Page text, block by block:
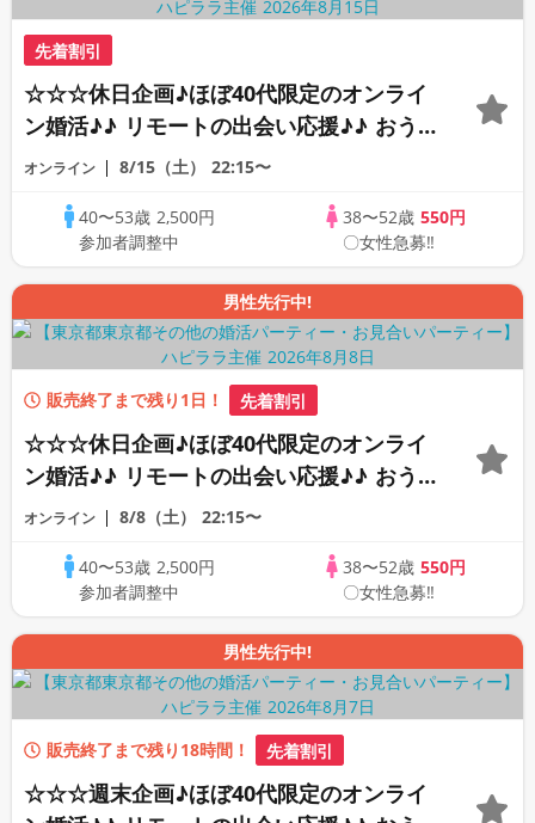
先着割引
☆☆☆休日企画♪ほぼ40代限定のオンライ
ン婚活♪♪ リモートの出会い応援♪♪ おう
ちで乾杯しませんか♪♪ ☆全国の方が対象
PARTY!!
オンライン 8/15（土） 22:15〜
40〜53歳 2,500円
参加者調整中
38〜52歳 550円
〇女性急募‼
男性先行中!
販売終了まで残り1日！ 先着割引
☆☆☆休日企画♪ほぼ40代限定のオンライ
ン婚活♪♪ リモートの出会い応援♪♪ おう
ちで乾杯しませんか♪♪ ☆全国の方が対象
PARTY!!
オンライン 8/8（土） 22:15〜
40〜53歳 2,500円
参加者調整中
38〜52歳 550円
〇女性急募‼
男性先行中!
販売終了まで残り18時間！ 先着割引
☆☆☆週末企画♪ほぼ40代限定のオンライ